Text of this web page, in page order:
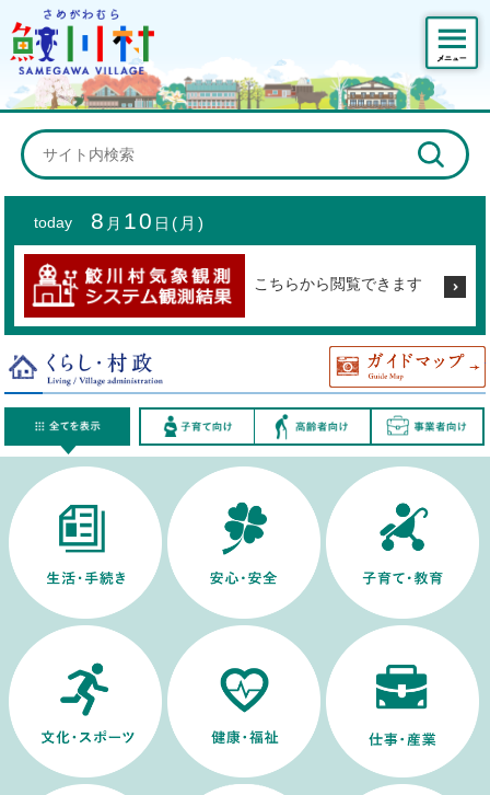
today 8 月 10 日 (月)
こちらから閲覧できます
すべてを表示 子育て向け 高齢者向け